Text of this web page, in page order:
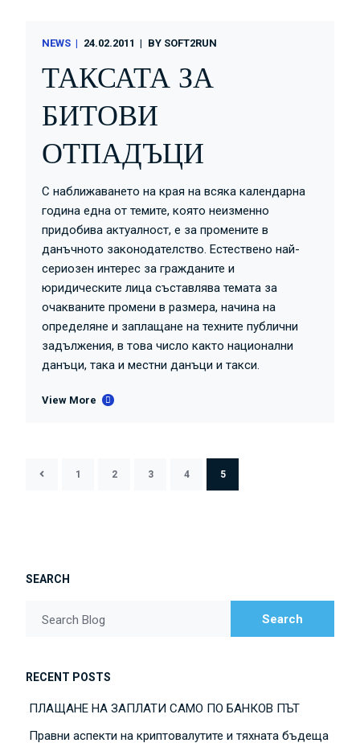
NEWS 24.02.2011 BY SOFT2RUN
ТАКСАТА ЗА
БИТОВИ
ОТПАДЪЦИ
С наближаването на края на всяка календарна
година една от темите, която неизменно
придобива актуалност, е за промените в
данъчното законодателство. Естествено най-
сериозен интерес за гражданите и
юридическите лица съставлява темата за
очакваните промени в размера, начина на
определяне и заплащане на техните публични
задължения, в това число както национални
данъци, така и местни данъци и такси.
View More
1 2 3 4 5
SEARCH
Search Blog Search
RECENT POSTS
ПЛАЩАНЕ НА ЗАПЛАТИ САМО ПО БАНКОВ ПЪТ
Правни аспекти на криптовалутите и тяхната бъдеща